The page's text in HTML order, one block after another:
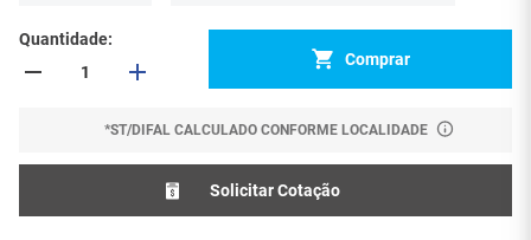
Quantidade
Comprar
*ST/DIFAL CALCULADO CONFORME LOCALIDADE
Solicitar Cotação